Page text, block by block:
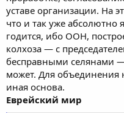
уставе организации. На
что и так уже абсолютно
годится, ибо ООН,
колхоза — с
бесправными селянами
может. Для
иная основа.
Еврейский мир